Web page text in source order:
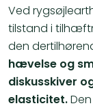
Ved
tilstand i
den
hævelse og
diskusskiver
elasticitet.